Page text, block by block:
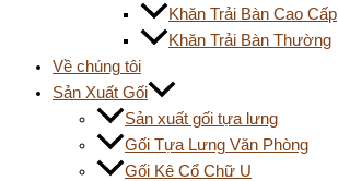
Khăn Trải Bàn Cao Cấp
Khăn Trải Bàn Thường
Về chúng tôi
Sản Xuất Gối
Sản xuất gối tựa lưng
Gối Tựa Lưng Văn Phòng
Gối Kê Cổ Chữ U